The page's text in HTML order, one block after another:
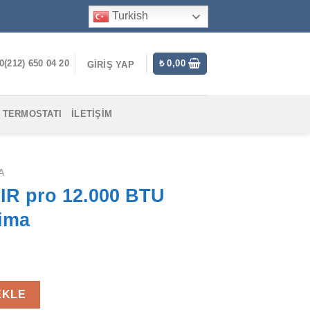
Turkish
650 04 20 GIRIŞ YAP ₺0,00
TERMOSTATI İLETIŞIM
pro 12.000 BTU
İnverter Split Klima adet